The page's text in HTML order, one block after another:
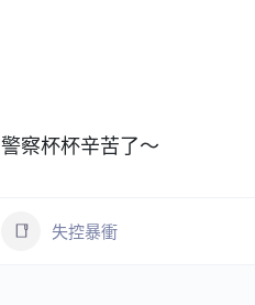
警察杯杯辛苦了～
失控暴衝